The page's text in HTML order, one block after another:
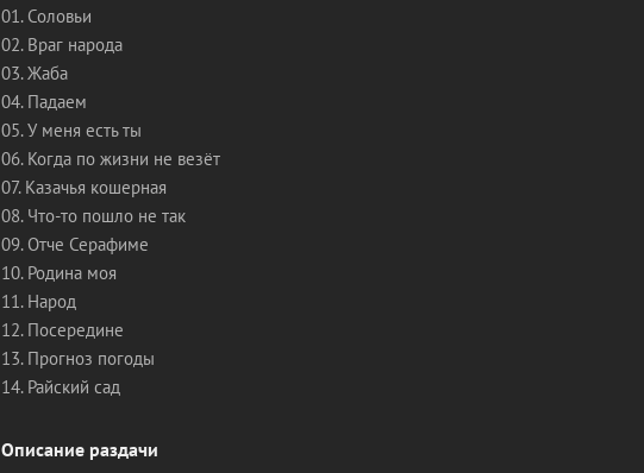
01. Соловьи
02. Враг народа
03. Жаба
04. Падаем
05. У меня есть ты
06. Когда по жизни не везёт
07. Казачья кошерная
08. Что-то пошло не так
09. Отче Серафиме
10. Родина моя
11. Народ
12. Посередине
13. Прогноз погоды
14. Райский сад
Описание раздачи